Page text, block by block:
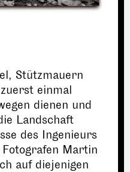
Stützmauern
einmal
dienen und
Landschaft
des Ingenieurs
Martin
auf diejenigen